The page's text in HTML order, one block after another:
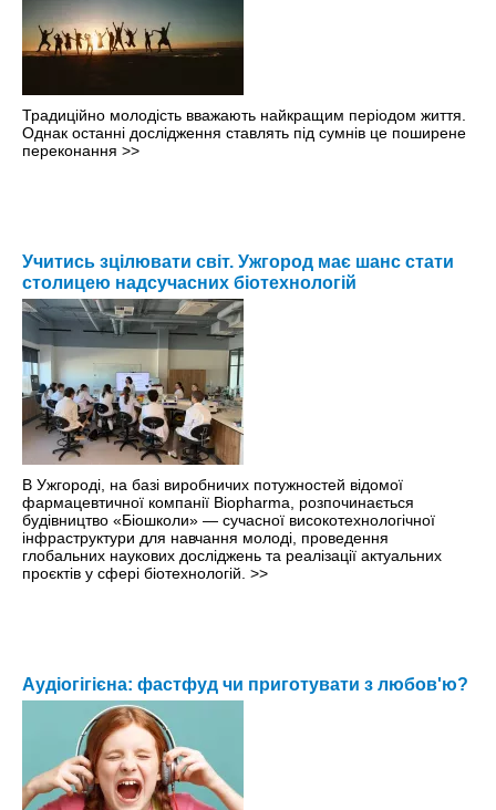
Традиційно молодість вважають найкращим періодом життя.
Однак останні дослідження ставлять під сумнів це поширене
переконання >>
Учитись зцілювати світ. Ужгород має шанс стати
столицею надсучасних біотехнологій
В Ужгороді, на базі виробничих потужностей відомої
фармацевтичної компанії Biopharma, розпочинається
будівництво «Біошколи» — сучасної високотехнологічної
інфраструктури для навчання молоді, проведення
глобальних наукових досліджень та реалізації актуальних
проєктів у сфері біотехнологій. >>
Аудіогігієна: фастфуд чи приготувати з любов'ю?